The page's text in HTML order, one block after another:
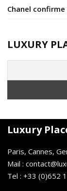
Chanel
LUXURY
Luxury
Paris, Cannes,
Mail :
Tel : +33 (0)652